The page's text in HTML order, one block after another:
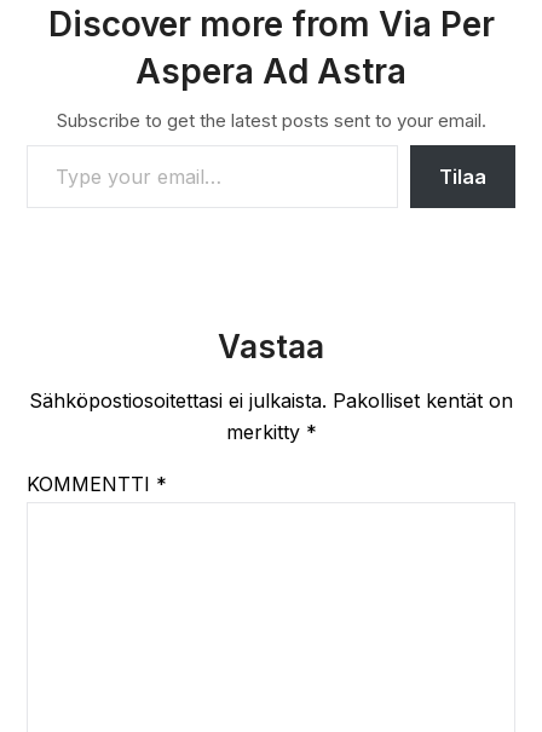
Discover more from Via Per
Aspera Ad Astra
Subscribe to get the latest posts sent to your email.
TYPE YOUR EMAIL…
Tilaa
Vastaa
Sähköpostiosoitettasi ei julkaista. Pakolliset kentät on
merkitty *
KOMMENTTI *